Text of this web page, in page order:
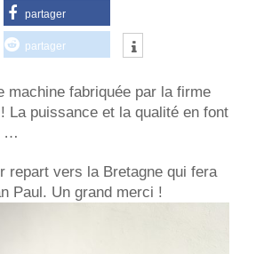
partager
partager
machine fabriquée par la firme
La puissance et la qualité en font
…
repart vers la Bretagne qui fera
Paul. Un grand merci !